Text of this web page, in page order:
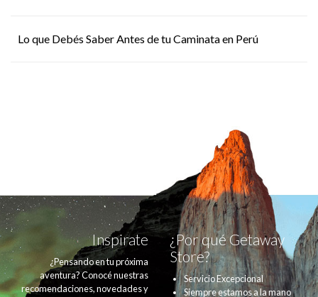
Lo que Debés Saber Antes de tu Caminata en Perú
Inspirate
¿Pensando en tu próxima
aventura? Conocé nuestras
recomendaciones, novedades y
¿Por qué Getaway
Store?
Servicio Excepcional
Siempre estamos a la mano